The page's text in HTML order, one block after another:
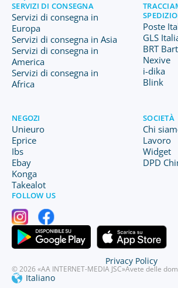
SERVIZI DI CONSEGNA
Servizi di consegna in
Europa
Servizi di consegna in Asia
Servizi di consegna in
America
Servizi di consegna in
Africa
Poste
GLS
BRT
Nexive
i-dika
Blink
NEGOZI
Unieuro
Eprice
Ibs
Ebay
Konga
Takealot
SOCIETÀ
Chi
Lavoro
Widget
DPD
FOLLOW US
© 2026 «AA INTERNET-MEDIA JSC»Avete delle
Italiano
Privacy Policy